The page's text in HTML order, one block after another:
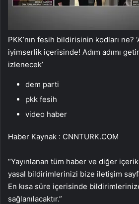
PKK’nın fesih bildirisinin kodları ne?
iyimserlik içerisinde! Adım adımı
izlenecek’
dem parti
pkk fesih
video haber
Haber Kaynak : CNNTURK.COM
“Yayınlanan tüm haber ve diğer
yasal bildirimlerinizi bize iletişim
En kısa süre içerisinde
sağlanılacaktır.”